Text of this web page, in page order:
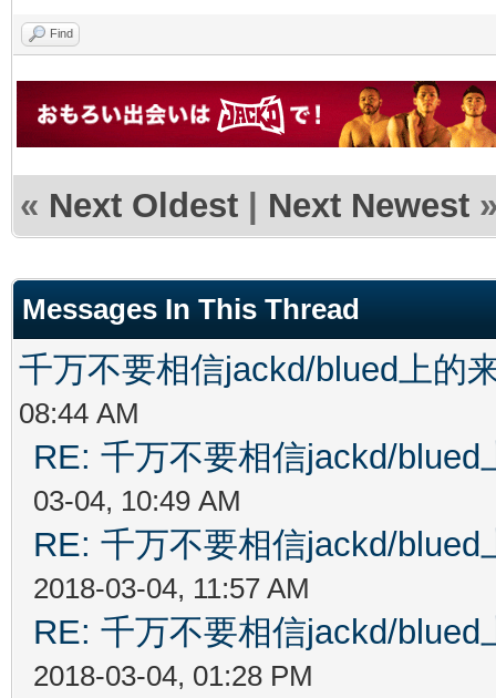
Find
« Next Oldest | Next Newest
Messages In This Thread
千万不要相信jackd/blued上的
08:44 AM
RE: 千万不要相信jackd/
03-04, 10:49 AM
RE: 千万不要相信jackd/
2018-03-04, 11:57 AM
RE: 千万不要相信jackd/
2018-03-04, 01:28 PM